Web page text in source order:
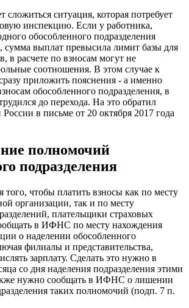
ситуация, которая потребует
инспекцию. Если у работника,
обособленного подразделения
сумма выплат превысила лимит базы для
в расчете по взносам могут не
соотношения. В этом случае к
приложить пояснения - а именно
обособленного подразделения, в
до перехода. На это обратил
в письме от 20 октября 2017 года
полномочий
подразделения
того, чтобы платить взносы как по месту
организации, так и по месту
плательщики страховых
в ИФНС по месту нахождения
о наделении обособленного
филиалы и представительства,
зарплату. Сделать это нужно в
со дня наделения подразделения этими
нужно сообщать в ИФНС о лишении
таких полномочий (подп. 7 п.